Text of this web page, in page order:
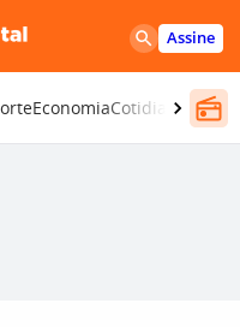
Assine
EconomiaCotidiano